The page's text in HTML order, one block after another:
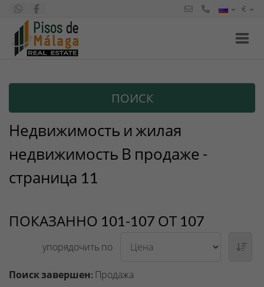
€
ПОИСК
Недвижимость и жилая
недвижимость В продаже -
страница 11
ПОКАЗАННО 101-107 ОТ 107
упорядочить по
Поиск завершен: Продажа